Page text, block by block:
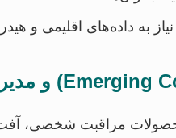
به داده‌های اقلیمی و
مراقبت شخصی،